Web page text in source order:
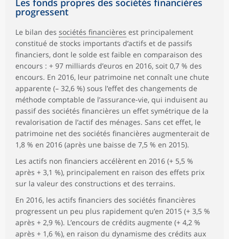
progressent
Le bilan des sociétés financières est principalement
constitué de stocks importants d’actifs et de passifs
financiers, dont le solde est faible en comparaison des
encours : + 97 milliards d’euros en 2016, soit 0,7 % des
encours. En 2016, leur patrimoine net connaît une chute
apparente (– 32,6 %) sous l’effet des changements de
méthode comptable de l’assurance-vie, qui induisent au
passif des sociétés financières un effet symétrique de la
revalorisation de l’actif des ménages. Sans cet effet, le
patrimoine net des sociétés financières augmenterait de
1,8 % en 2016 (après une baisse de 7,5 % en 2015).
Les actifs non financiers accélèrent en 2016 (+ 5,5 %
après + 3,1 %), principalement en raison des effets prix
sur la valeur des constructions et des terrains.
En 2016, les actifs financiers des sociétés financières
progressent un peu plus rapidement qu’en 2015 (+ 3,5 %
après + 2,9 %). L’encours de crédits augmente (+ 4,2 %
après + 1,6 %), en raison du dynamisme des crédits aux